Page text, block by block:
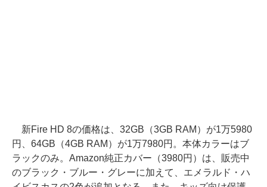
新Fire HD 8の価格は、32GB（3GB RAM）が1万5980
円、64GB（4GB RAM）が1万7980円。本体カラーはブ
ラックのみ。Amazon純正カバー（3980円）は、販売中
のブラック・ブルー・グレーに加えて、エメラルド・ハ